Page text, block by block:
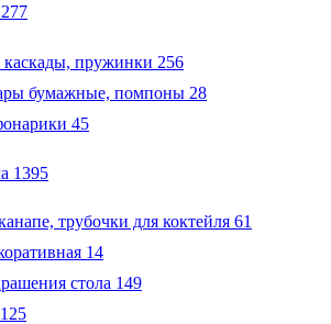
277
пружинки 256
бумажные, помпоны 28
45
1395
трубочки для коктейля 61
14
стола 149
125